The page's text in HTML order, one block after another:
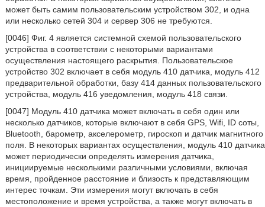
может быть самим пользовательским устройством 302, и одна
или несколько сетей 304 и сервер 306 не требуются.
[0046] Фиг. 4 является системной схемой пользовательского
устройства в соответствии с некоторыми вариантами
осуществления настоящего раскрытия. Пользовательское
устройство 302 включает в себя модуль 410 датчика, модуль 412
предварительной обработки, базу 414 данных пользовательского
устройства, модуль 416 уведомления, модуль 418 связи.
[0047] Модуль 410 датчика может включать в себя один или
несколько датчиков, которые включают в себя GPS, Wifi, ID соты,
Bluetooth, барометр, акселерометр, гироскоп и датчик магнитного
поля. В некоторых вариантах осуществления, модуль 410 датчика
может периодически определять измерения датчика,
инициируемые несколькими различными условиями, включая
время, пройденное расстояние и близость к представляющим
интерес точкам. Эти измерения могут включать в себя
местоположение и время устройства, а также могут включать в